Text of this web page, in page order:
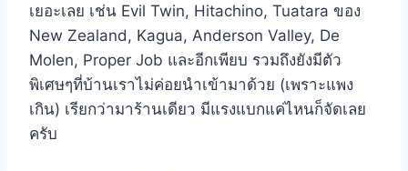
เยอะเลย เช่น Evil Twin, Hitachino, Tuatara ของ
New Zealand, Kagua, Anderson Valley, De
Molen, Proper Job และอีกเพียบ รวมถึงยังมีตัว
พิเศษๆที่บ้านเราไม่ค่อยนำเข้ามาด้วย (เพราะแพง
เกิน) เรียกว่ามาร้านเดียว มีแรงแบกแค่ไหนก็จัดเลย
ครับ